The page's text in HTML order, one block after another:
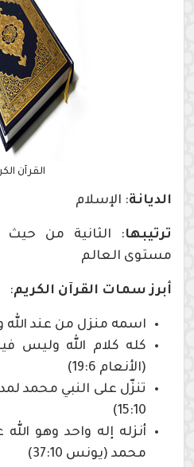
القرآن
الديانة: الإسلام
ترتيبها: الثانية من حيث
مستوى العالم
أبرز سمات القرآن الكريم:
اسمه منزل من عند الله
كله كلام الله وليس
(الأنعام 19:6)
15:10)
أنزله إله واحد وهو
محمد (يونس 37:10)